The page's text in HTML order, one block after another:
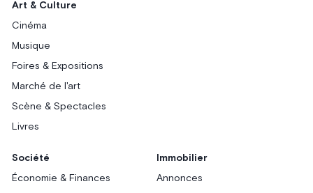
Art & Culture
Cinéma
Musique
Foires & Expositions
Marché de l'art
Scène & Spectacles
Livres
Société
Économie & Finances
Immobilier
Annonces